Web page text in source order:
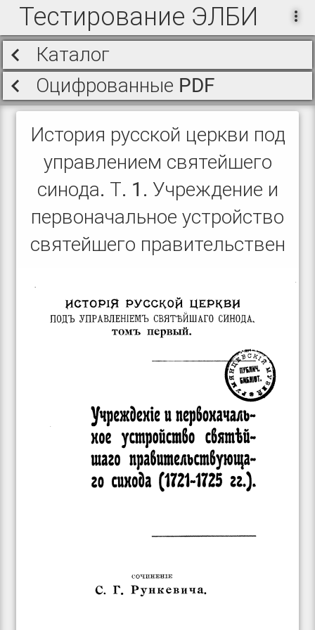
Тестирование ЭЛБИ
Каталог
Оцифрованные PDF
История русской церкви под
управлением святейшего
синода. Т. 1. Учреждение и
первоначальное устройство
святейшего правительствен